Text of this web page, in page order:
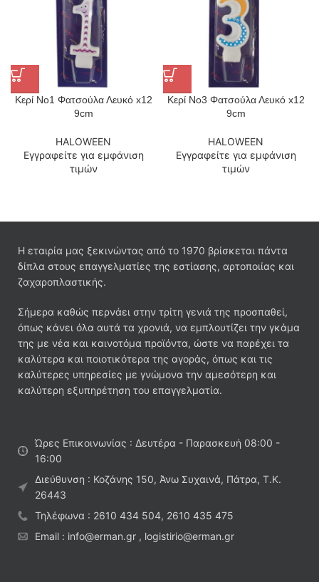
Κερί Νο1 Φατσούλα Λευκό x12
9cm
HALOWEEN
Εγγραφείτε για εμφάνιση
τιμών
Κερί Νο3 Φατσούλα Λευκό x12
9cm
HALOWEEN
Εγγραφείτε για εμφάνιση
τιμών
Η εταιρία μας ξεκινώντας από το 1970 βρίσκεται πάντα
δίπλα στους επαγγελματίες της εστίασης, αρτοποιίας και
ζαχαροπλαστικής.
Σήμερα καθώς περνάει στην τρίτη γενιά της προσπαθεί,
όπως κάνει όλα αυτά τα χρονιά, να εμπλουτίζει την γκάμα
της με νέα και καινοτόμα προϊόντα, ώστε να παρέχει τα
καλύτερα και ποιοτικότερα της αγοράς, όπως και τις
καλύτερες υπηρεσίες με γνώμονα την αμεσότερη και
καλύτερη εξυπηρέτηση του επαγγελματία.
Ώρες Επικοινωνίας : Δευτέρα - Παρασκευή 08:00 -
16:00
Διεύθυνση : Κοζάνης 150, Άνω Συχαινά, Πάτρα, Τ.Κ.
26443
Τηλέφωνα : 2610 434 504, 2610 435 475
Email : info@erman.gr , logistirio@erman.gr